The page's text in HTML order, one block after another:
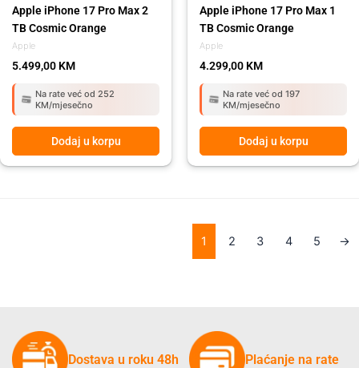
Apple
Apple iPhone 17 Pro Max 2
TB Cosmic Orange
5.499,00 KM
Na rate već od 252
KM/mjesečno
Dodaj u korpu
Apple
Apple iPhone 17 Pro Max 1
TB Cosmic Orange
4.299,00 KM
Na rate već od 197
KM/mjesečno
Dodaj u korpu
1 2 3 4 5 →
Dostava u roku 48h Plaćanje na rate